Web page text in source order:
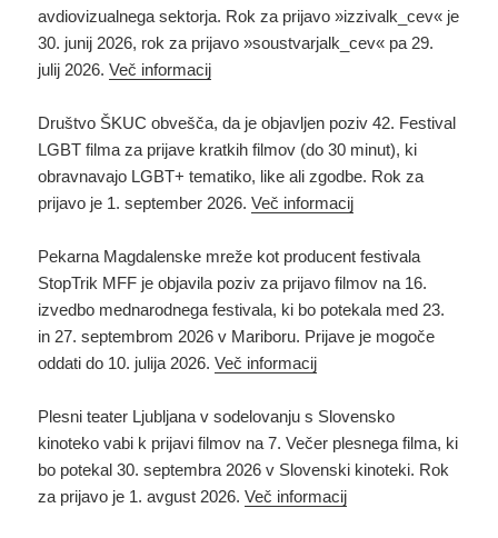
avdiovizualnega sektorja. Rok za prijavo »izzivalk_cev« je
30. junij 2026, rok za prijavo »soustvarjalk_cev« pa 29.
julij 2026.Več informacij
Društvo ŠKUC obvešča, da je objavljen poziv 42. Festival
LGBT filma za prijave kratkih filmov (do 30 minut), ki
obravnavajo LGBT+ tematiko, like ali zgodbe. Rok za
prijavo je 1. september 2026.Več informacij
Pekarna Magdalenske mreže kot producent festivala
StopTrik MFF je objavila poziv za prijavo filmov na 16.
izvedbo mednarodnega festivala, ki bo potekala med 23.
in 27. septembrom 2026 v Mariboru. Prijave je mogoče
oddati do 10. julija 2026.Več informacij
Plesni teater Ljubljana v sodelovanju s Slovensko
kinoteko vabi k prijavi filmov na 7. Večer plesnega filma, ki
bo potekal 30. septembra 2026 v Slovenski kinoteki. Rok
za prijavo je 1. avgust 2026.Več informacij